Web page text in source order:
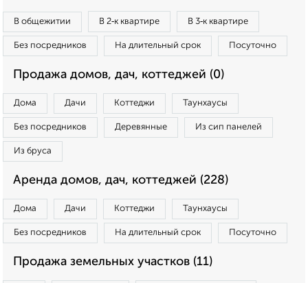
В общежитии В 2‑к квартире В 3‑к квартире
Без посредников На длительный срок Посуточно
Продажа домов, дач, коттеджей (0)
Дома Дачи Коттеджи Таунхаусы
Без посредников Деревянные Из сип панелей
Из бруса
Аренда домов, дач, коттеджей (228)
Дома Дачи Коттеджи Таунхаусы
Без посредников На длительный срок Посуточно
Продажа земельных участков (11)